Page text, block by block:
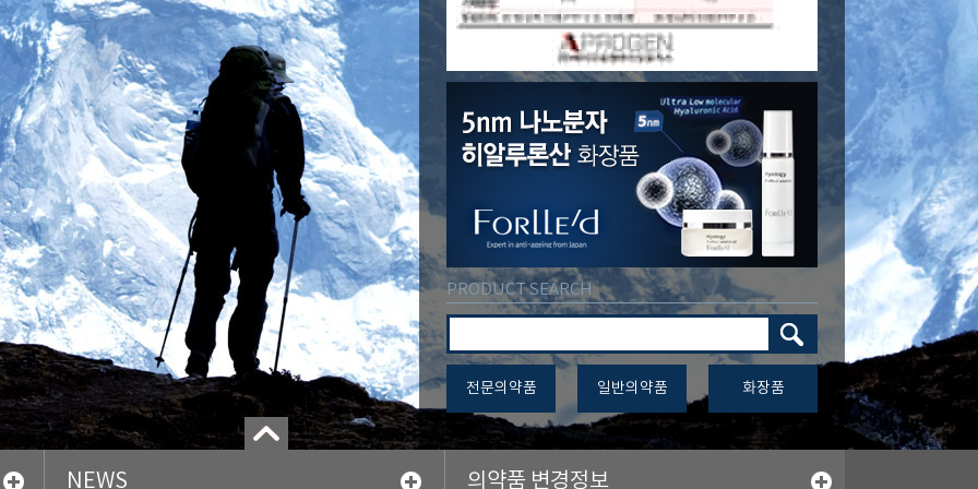
PRODUCT SEARCH
전문의약품 일반의약품 화장품
NEWS 의약품 변경정보